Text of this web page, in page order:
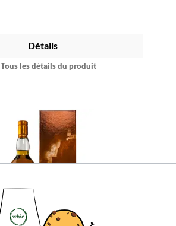
Détails
Tous les détails du produit